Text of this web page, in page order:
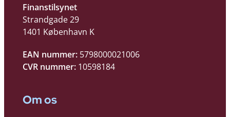
Finanstilsynet
Strandgade 29
1401 København K
EAN nummer: 5798000021006
CVR nummer: 10598184
Om os